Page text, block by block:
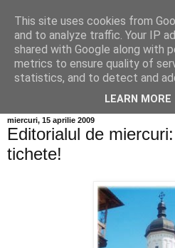
Info
BINE AȚI VENIT! *Jurnal online
06 August, 2026
miercuri, 15 aprilie 2009
Editorialul de
tichete!
This site uses cookies from
and to analyze traffic. Your IP
shared with Google along with
metrics to ensure quality of
statistics, and to detect and
LEARN MORE